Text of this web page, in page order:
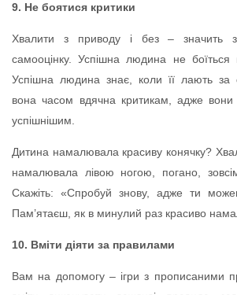
9. Не боятися критики
Хвалити з приводу і без – значить
самооцінку. Успішна людина не боїться
Успішна людина знає, коли її лають за
вона часом вдячна критикам, адже вони
успішнішим.
Дитина намалювала красиву конячку?
намалювала лівою ногою, погано,
Скажіть: «Спробуй знову, адже ти
Пам’ятаєш, як в минулий раз красиво
10. Вміти діяти за правилами
Вам на допомогу – ігри з прописаними